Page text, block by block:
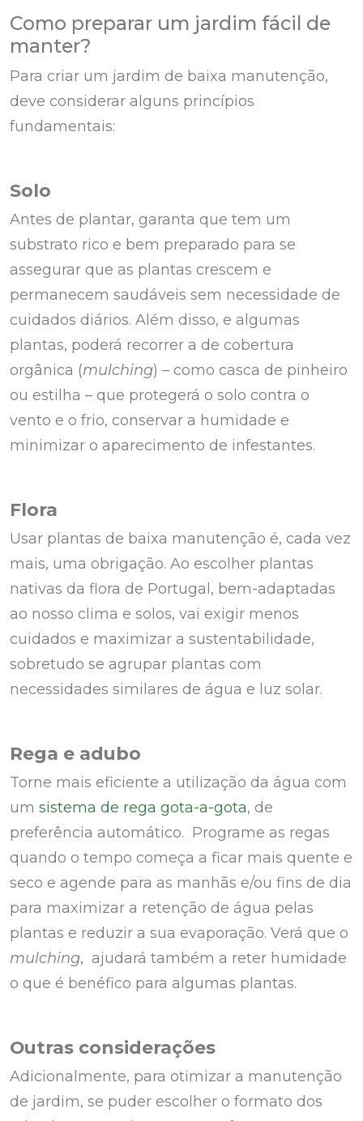
Como preparar um jardim fácil de
manter?
Para criar um jardim de baixa manutenção,
deve considerar alguns princípios
fundamentais:
Solo
Antes de plantar, garanta que tem um
substrato rico e bem preparado para se
assegurar que as plantas crescem e
permanecem saudáveis sem necessidade de
cuidados diários. Além disso, e algumas
plantas, poderá recorrer a de cobertura
orgânica (mulching) – como casca de pinheiro
ou estilha – que protegerá o solo contra o
vento e o frio, conservar a humidade e
minimizar o aparecimento de infestantes.
Flora
Usar plantas de baixa manutenção é, cada vez
mais, uma obrigação. Ao escolher plantas
nativas da flora de Portugal, bem-adaptadas
ao nosso clima e solos, vai exigir menos
cuidados e maximizar a sustentabilidade,
sobretudo se agrupar plantas com
necessidades similares de água e luz solar.
Rega e adubo
Torne mais eficiente a utilização da água com
um sistema de rega gota-a-gota, de
preferência automático. Programe as regas
quando o tempo começa a ficar mais quente e
seco e agende para as manhãs e/ou fins de dia
para maximizar a retenção de água pelas
plantas e reduzir a sua evaporação. Verá que o
mulching, ajudará também a reter humidade
o que é benéfico para algumas plantas.
Outras considerações
Adicionalmente, para otimizar a manutenção
de jardim, se puder escolher o formato dos